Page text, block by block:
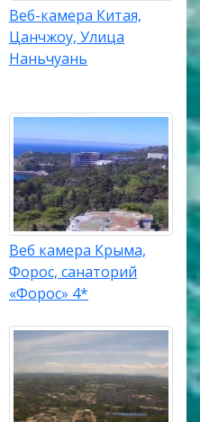
Веб-камера Китая,
Цанчжоу, Улица
Наньчуань
Веб камера Крыма,
Форос, санаторий
«Форос» 4*